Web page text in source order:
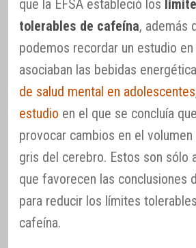
que la EFSA estableció los
tolerables de cafeína, además
podemos recordar un estudio
asociaban las bebidas
de salud mental en adolescentes
estudio en el que se concluía
provocar cambios en el
gris del cerebro. Estos son sólo
que favorecen las conclusiones
para reducir los límites
cafeína.